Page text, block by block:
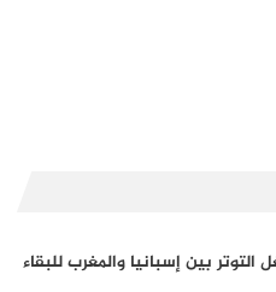
بين إسبانيا والمغرب للبقاء